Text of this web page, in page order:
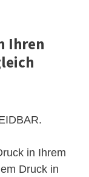
Ihren
in Ihrem
Druck in